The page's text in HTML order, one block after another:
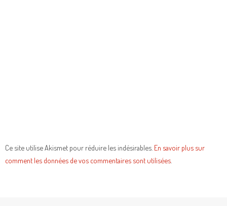
Ce site utilise Akismet pour réduire les indésirables. En savoir plus sur
comment les données de vos commentaires sont utilisées